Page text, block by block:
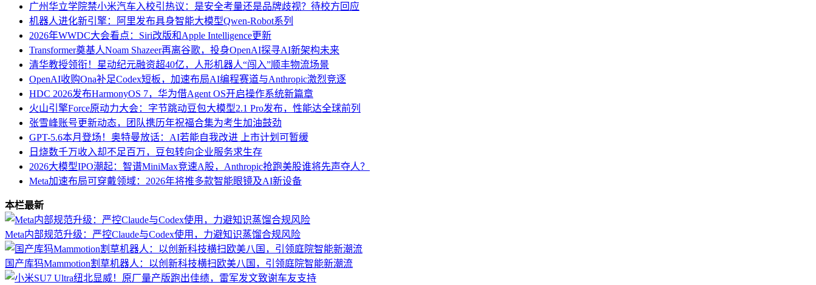
广州华立学院禁小米汽车入校引热议：是安全考量还是品牌歧视？待校方回应
机器人进化新引擎：阿里发布具身智能大模型Qwen-Robot系列
2026年WWDC大会看点：Siri改版和Apple Intelligence更新
Transformer奠基人Noam Shazeer再离谷歌，投身OpenAI探寻AI新架构未来
清华教授领衔！星动纪元融资超40亿，人形机器人“闯入”顺丰物流场景
OpenAI收购Ona补足Codex短板，加速布局AI编程赛道与Anthropic激烈竞逐
HDC 2026发布HarmonyOS 7，华为借Agent OS开启操作系统新篇章
火山引擎Force原动力大会：字节跳动豆包大模型2.1 Pro发布，性能达全球前列
张雪峰账号更新动态，团队携历年祝福合集为考生加油鼓劲
GPT-5.6本月登场！奥特曼放话：AI若能自我改进 上市计划可暂缓
日烧数千万收入却不足百万，豆包转向企业服务求生存
2026大模型IPO潮起：智谱MiniMax竞速A股，Anthropic抢跑美股谁将先声夺人？
Meta加速布局可穿戴领域：2026年将推多款智能眼镜及AI新设备
本栏最新
Meta内部规范升级：严控Claude与Codex使用，力避知识蒸馏合规风险
国产库犸Mammotion割草机器人：以创新科技横扫欧美八国，引领庭院智能新潮流